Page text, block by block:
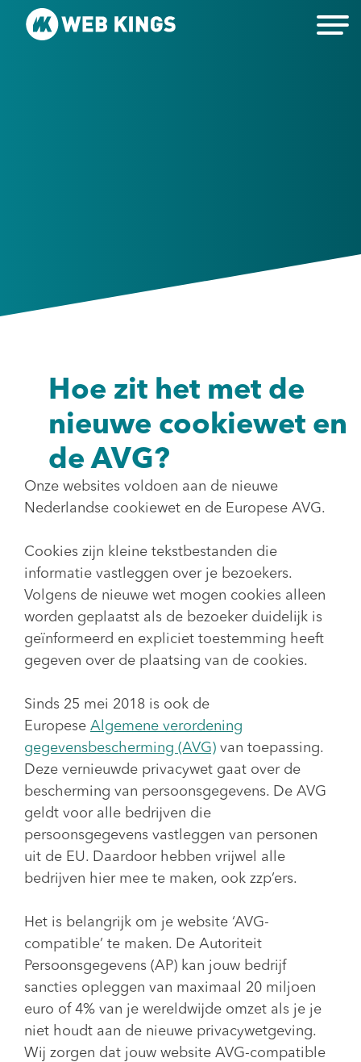
Hoe zit het met de
nieuwe cookiewet en
de AVG?
Onze websites voldoen aan de nieuwe
Nederlandse cookiewet en de Europese AVG.
Cookies zijn kleine tekstbestanden die
informatie vastleggen over je bezoekers.
Volgens de nieuwe wet mogen cookies alleen
worden geplaatst als de bezoeker duidelijk is
geïnformeerd en expliciet toestemming heeft
gegeven over de plaatsing van de cookies.
Sinds 25 mei 2018 is ook de
Europese Algemene verordening
gegevensbescherming (AVG) van toepassing.
Deze vernieuwde privacywet gaat over de
bescherming van persoonsgegevens. De AVG
geldt voor alle bedrijven die
persoonsgegevens vastleggen van personen
uit de EU. Daardoor hebben vrijwel alle
bedrijven hier mee te maken, ook zzp’ers.
Het is belangrijk om je website ‘AVG-
compatible’ te maken. De Autoriteit
Persoonsgegevens (AP) kan jouw bedrijf
sancties opleggen van maximaal 20 miljoen
euro of 4% van je wereldwijde omzet als je je
niet houdt aan de nieuwe privacywetgeving.
Wij zorgen dat jouw website AVG-compatible